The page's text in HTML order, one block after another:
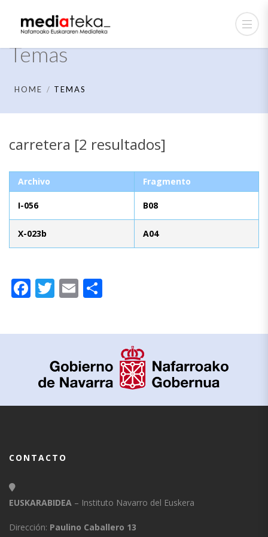
Temas
HOME TEMAS
carretera [2 resultados]
Archivo Fragmento
I-056 B08
X-023b A04
Facebook
Twitter
Email
CONTACTO
EUSKARABIDEA – Instituto Navarro del Euskera
Dirección: Paulino Caballero 13